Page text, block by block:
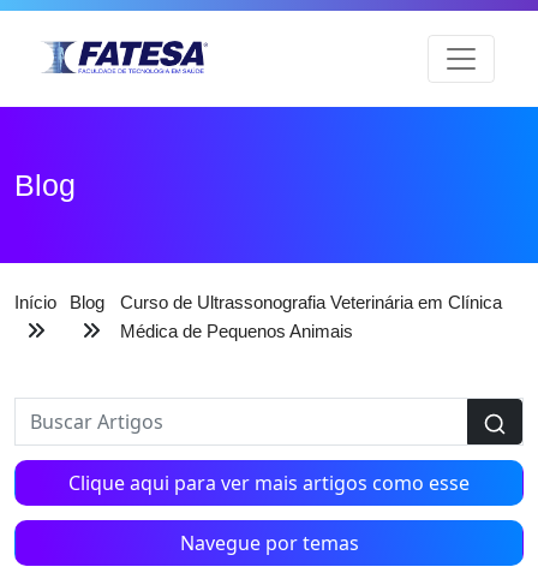
Blog
Início Blog
Curso de Ultrassonografia Veterinária em Clínica
Médica de Pequenos Animais
Clique aqui para ver mais artigos como esse
Navegue por temas